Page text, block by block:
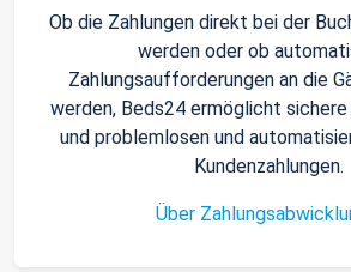
Ob die Zahlungen direkt bei der
werden oder ob
Zahlungsaufforderungen an die
werden, Beds24 ermöglicht sichere
und problemlosen und
Kundenzahlungen.
Über